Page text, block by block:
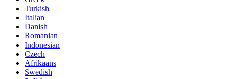
Turkish
Italian
Danish
Romanian
Indonesian
Czech
Afrikaans
Swedish